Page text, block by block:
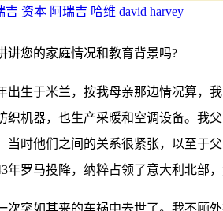
吉 资本 阿瑞吉 哈维 david harvey
讲您的家庭情况和教育背景吗?
出生于米兰，按我母亲那边情况算，
织机器，也生产采暖和空调设备。我
当时他们之间的关系很紧张，以至于
年罗马投降，纳粹占领了意大利北部